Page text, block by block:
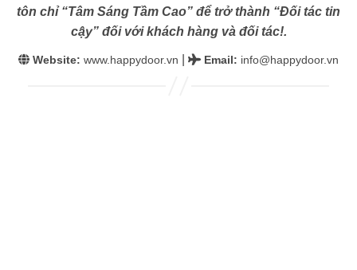
tôn chỉ “Tâm Sáng Tầm Cao” để trở thành “Đối tác tin
cậy” đối với khách hàng và đối tác!.
Website: www.happydoor.vn Email: info@happydoor.vn